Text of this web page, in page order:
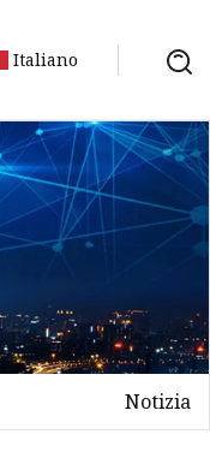
Italiano
Notizia